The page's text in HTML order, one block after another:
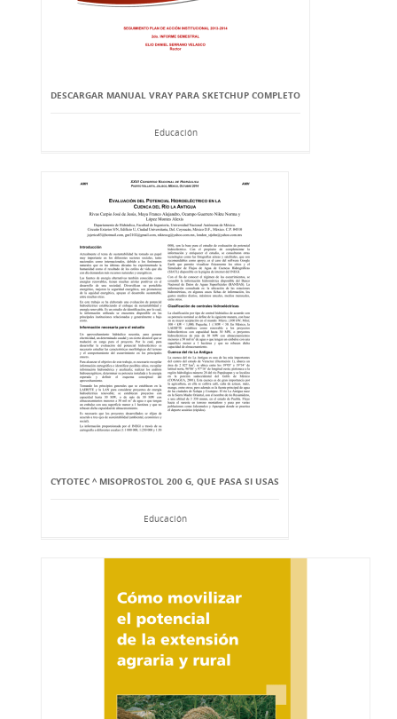
DESCARGAR MANUAL VRAY PARA SKETCHUP COMPLETO
Educación
CYTOTEC ^ MISOPROSTOL 200 G, QUE PASA SI USAS
Educación